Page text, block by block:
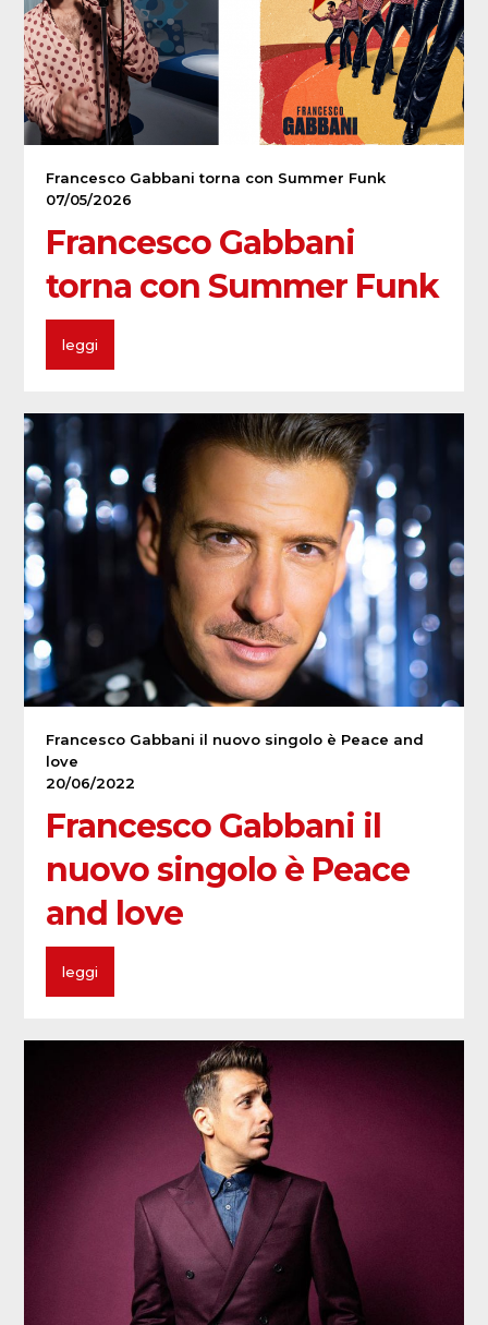
Francesco Gabbani torna con Summer Funk
07/05/2026
Francesco Gabbani
torna con Summer Funk
leggi
Francesco Gabbani il nuovo singolo è Peace and
love
20/06/2022
Francesco Gabbani il
nuovo singolo è Peace
and love
leggi